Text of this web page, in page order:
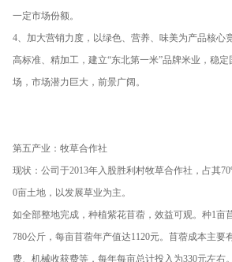
一定市场份额。
4、加大营销力度，以绿色、营养、味美为产品核心
高标准、精加工，建立“东北第一米”品牌米业，稳
场，市场潜力巨大，前景广阔。
第五产业：牧草合作社
现状：公司于2013年入股胜利村牧草合作社，占其
0亩土地，以发展草业为主。
如全部整地完成，种植紫花苜蓿，效益可观。种1亩
780公斤，每亩苜蓿年产值达1120元。苜蓿成本主要
费、机械收获费等，每年每亩总计投入为330元左右